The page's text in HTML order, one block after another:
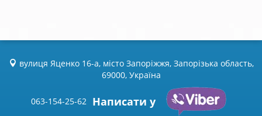
вулиця Яценко 16-а, місто Запоріжжя, Запорізька область,
69000, Україна
063-154-25-62 Написати у